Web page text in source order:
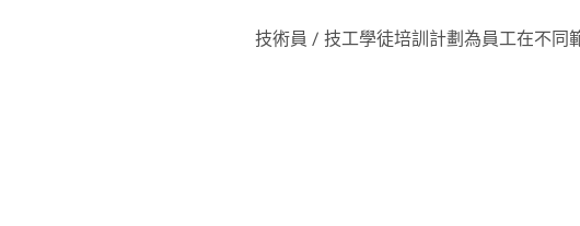
技術員 / 技工學徒培訓計劃為員工在不同